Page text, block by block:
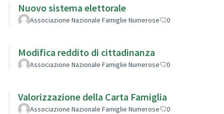
Nuovo sistema elettorale
Associazione Nazionale Famiglie Numerose 0
Modifica reddito di cittadinanza
Associazione Nazionale Famiglie Numerose 0
Valorizzazione della Carta Famiglia
Associazione Nazionale Famiglie Numerose 0